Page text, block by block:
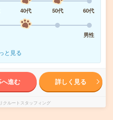
40代 50代
60代
男性
と見る
へ進む 詳しく見る
クルートスタッフィング